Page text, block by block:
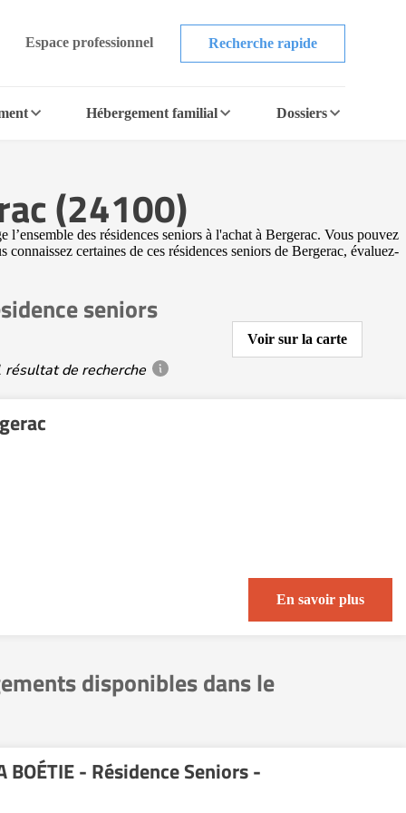
Espace professionnel Recherche rapide
Hébergement familial Dossiers
(24100)
des résidences seniors à l'achat à Bergerac. Vous pouvez
certaines de ces résidences seniors de Bergerac, évaluez-
seniors
résultat de recherche
Voir sur la carte
En savoir plus
disponibles dans le
BOÉTIE - Résidence Seniors -